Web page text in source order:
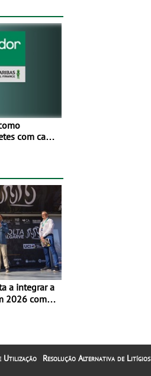
com cada
em
2026 com
Utilização Resolução Alternativa de Litígios